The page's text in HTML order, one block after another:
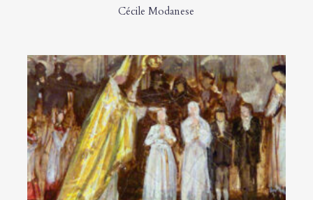
Cécile Modanese